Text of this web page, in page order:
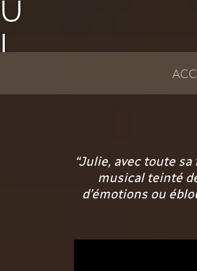
U
L
“Julie, avec toute
musical teinté
d’émotions ou